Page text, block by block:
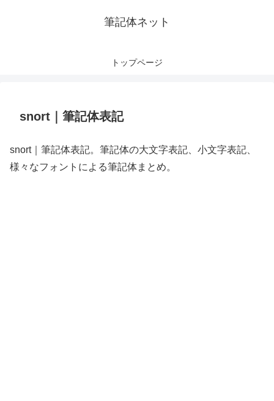
筆記体ネット
トップページ
snort｜筆記体表記
snort｜筆記体表記。筆記体の大文字表記、小文字表記、
様々なフォントによる筆記体まとめ。